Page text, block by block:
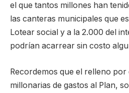
el que tantos millones han
las canteras municipales que
Lotear social y a la 2.000 del
podrían acarrear sin costo
Recordemos que el relleno
millonarias de gastos al Plan,